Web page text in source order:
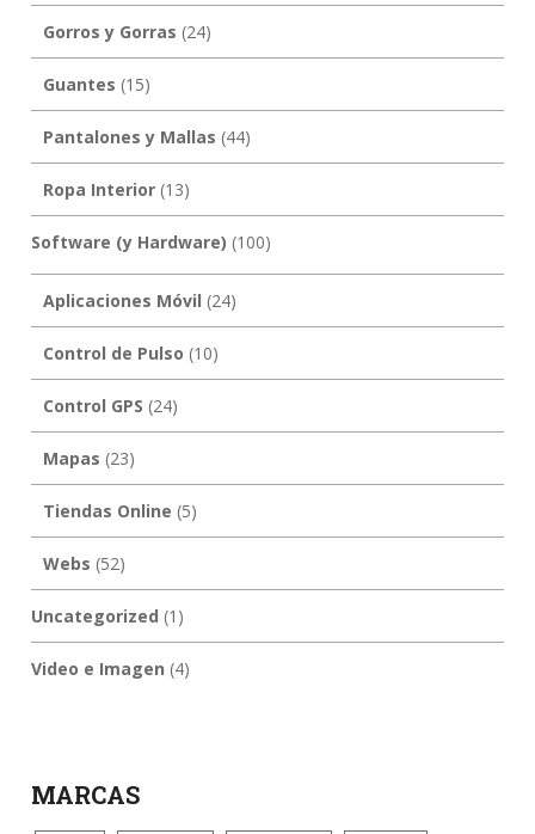
Gorros y Gorras (24)
Guantes (15)
Pantalones y Mallas (44)
Ropa Interior(13)
Software (y Hardware) (100)
Aplicaciones Móvil (24)
Control de Pulso (10)
Control GPS (24)
Mapas (23)
Tiendas Online (5)
Webs (52)
Uncategorized (1)
Video e Imagen (4)
MARCAS